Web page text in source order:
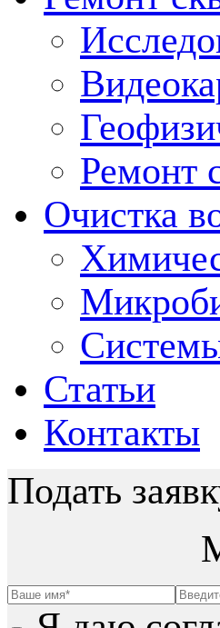
Ремонт
Очистка
Статьи
Контакты
Подать